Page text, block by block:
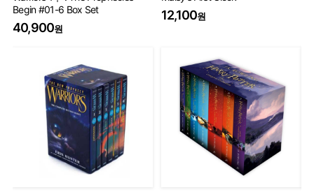
Begin #01-6 Box Set
40,900원
12,100원